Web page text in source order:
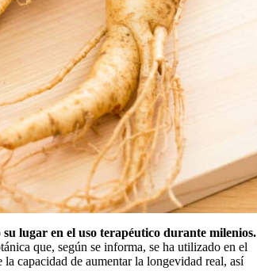
lugar en el uso terapéutico durante milenios.
que, según se informa, se ha utilizado en el
capacidad de aumentar la longevidad real, así